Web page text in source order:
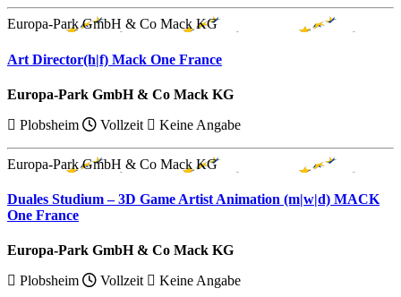
Europa-Park GmbH & Co Mack KG
Art Director(h|f) Mack One France
Europa-Park GmbH & Co Mack KG
Plobsheim
Vollzeit Keine Angabe
Europa-Park GmbH & Co Mack KG
Duales Studium – 3D Game Artist Animation (m|w|d) MACK
One France
Europa-Park GmbH & Co Mack KG
Plobsheim
Vollzeit Keine Angabe